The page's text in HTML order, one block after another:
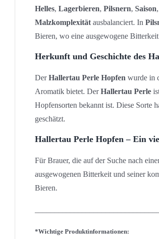
Helles, Lagerbieren, Pilsnern, Saison,
Malzkomplexität ausbalanciert. In
Bieren, wo eine ausgewogene
Herkunft und Geschichte des
DerHallertau Perle Hopfen wurde in
Aromatik bietet. DerHallertau Perle
Hopfensorten bekannt ist. Diese Sorte
geschätzt.
Hallertau Perle Hopfen – Ein
Für Brauer, die auf der Suche nach
ausgewogenen Bitterkeit und seiner
Bieren.
*Wichtige Produktinformationen: